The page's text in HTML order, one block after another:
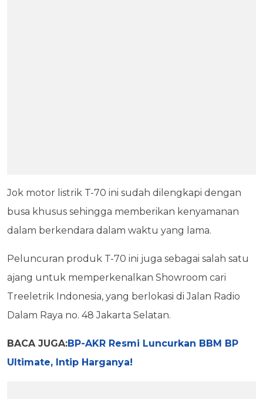
Jok motor listrik T-70 ini sudah dilengkapi dengan
busa khusus sehingga memberikan kenyamanan
dalam berkendara dalam waktu yang lama.
Peluncuran produk T-70 ini juga sebagai salah satu
ajang untuk memperkenalkan Showroom cari
Treeletrik Indonesia, yang berlokasi di Jalan Radio
Dalam Raya no. 48 Jakarta Selatan.
BACA JUGA:BP-AKR Resmi Luncurkan BBM BP
Ultimate, Intip Harganya!